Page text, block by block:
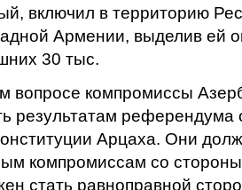
включил в территорию
Армении, выделив ей
30 тыс.
вопросе компромиссы
результатам
Арцаха. Они
компромиссам со
стать равноправной